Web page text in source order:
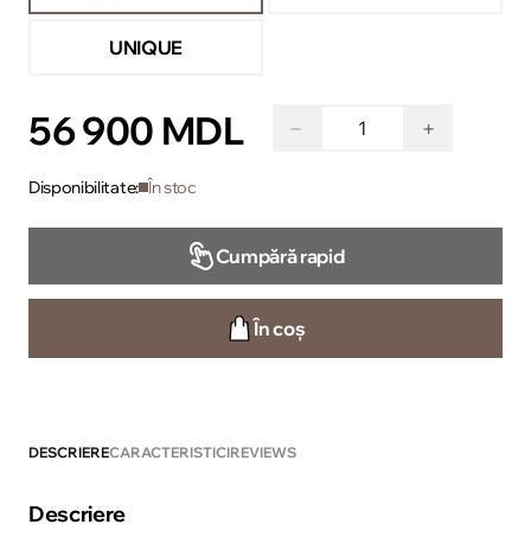
UNIQUE
56 900 MDL − +
Disponibilitate: În stoc
Cumpără rapid
În coș
DESCRIERECARACTERISTICIREVIEWS
Descriere